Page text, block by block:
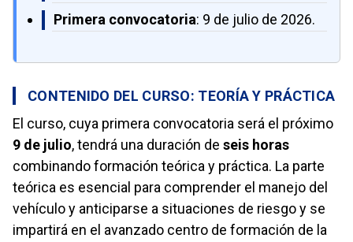
Primera convocatoria: 9 de julio de 2026.
CONTENIDO DEL CURSO: TEORÍA Y PRÁCTICA
El curso, cuya primera convocatoria será el próximo
9 de julio, tendrá una duración de seis horas
combinando formación teórica y práctica. La parte
teórica es esencial para comprender el manejo del
vehículo y anticiparse a situaciones de riesgo y se
impartirá en el avanzado centro de formación de la